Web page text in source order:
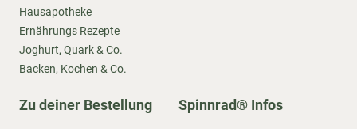
Hausapotheke
Ernährungs Rezepte
Joghurt, Quark & Co.
Backen, Kochen & Co.
Zu deiner Bestellung Spinnrad® Infos